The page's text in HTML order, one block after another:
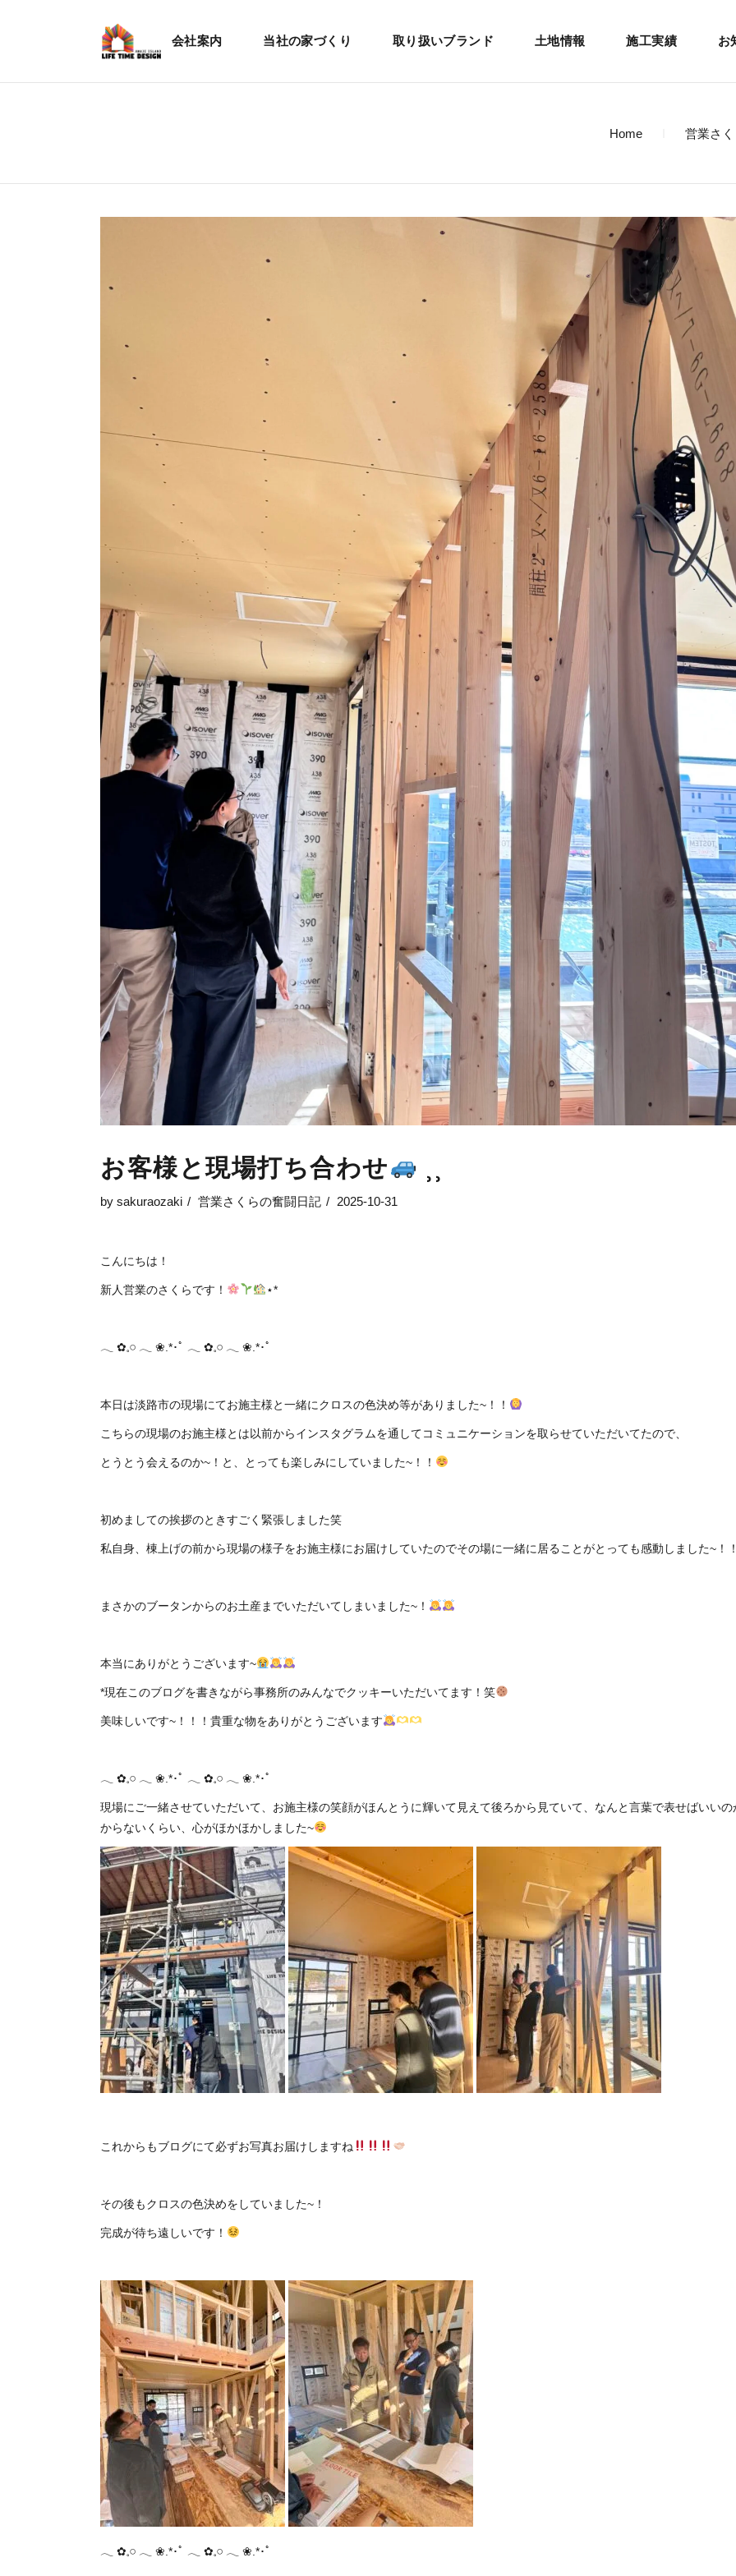
会社案内 当社の家づくり 取り扱いブランド 土地情報 施工実績 お
Home 営業さ
お客様と現場打ち合わせ ⸒⸒
by sakuraozaki 営業さくらの奮闘日記 2025-10-31
こんにちは！
新人営業のさくらです！ ⋆*
𓂃 ✿𓈒𓏸 ‪‪𓂃 ❀.*･ﾟ 𓂃 ✿𓈒𓏸 ‪‪𓂃 ❀.*･ﾟ
本日は淡路市の現場にてお施主様と一緒にクロスの色決め等がありました~！！
こちらの現場のお施主様とは以前からインスタグラムを通してコミュニケーションを取らせていただいてたので、
とうとう会えるのか~！と、とっても楽しみにしていました~！！
初めましての挨拶のときすごく緊張しました笑
私自身、棟上げの前から現場の様子をお施主様にお届けしていたのでその場に一緒に居ることがとっても感動しました~！！
まさかのブータンからのお土産までいただいてしまいました~！
本当にありがとうございます~
*現在このブログを書きながら事務所のみんなでクッキーいただいてます！笑
美味しいです~！！！貴重な物をありがとうございます
𓂃 ✿𓈒𓏸 ‪‪𓂃 ❀.*･ﾟ 𓂃 ✿𓈒𓏸 ‪‪𓂃 ❀.*･ﾟ
現場にご一緒させていただいて、お施主様の笑顔がほんとうに輝いて見えて後ろから見ていて、なんと言葉で表せばいいの
からないくらい、心がほかほかしました~
これからもブログにて必ずお写真お届けしますね
その後もクロスの色決めをしていました~！
完成が待ち遠しいです！
𓂃 ✿𓈒𓏸 ‪‪𓂃 ❀.*･ﾟ 𓂃 ✿𓈒𓏸 ‪‪𓂃 ❀.*･ﾟ